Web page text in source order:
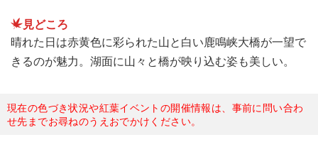
見どころ
晴れた日は赤黄色に彩られた山と白い鹿鳴峡大橋が一望で
きるのが魅力。湖面に山々と橋が映り込む姿も美しい。
現在の色づき状況や紅葉イベントの開催情報は、事前に問い合わ
せ先までお尋ねのうえおでかけください。